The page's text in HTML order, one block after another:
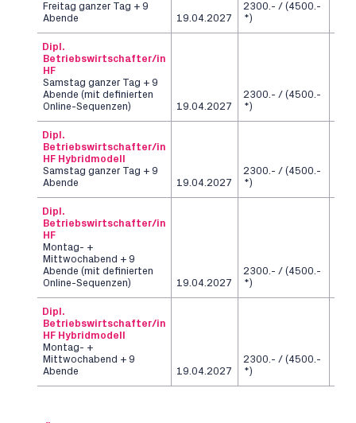
Freitag ganzer Tag + 9
Abende
19.04.2027
2300.- / (4500.-
*)
Dipl.
Betriebswirtschafter/in
HF
Samstag ganzer Tag + 9
Abende (mit definierten
Online-Sequenzen)
19.04.2027
2300.- / (4500.-
*)
Dipl.
Betriebswirtschafter/in
HF Hybridmodell
Samstag ganzer Tag + 9
Abende
19.04.2027
2300.- / (4500.-
*)
Dipl.
Betriebswirtschafter/in
HF
Montag- +
Mittwochabend + 9
Abende (mit definierten
Online-Sequenzen)
19.04.2027
2300.- / (4500.-
*)
Dipl.
Betriebswirtschafter/in
HF Hybridmodell
Montag- +
Mittwochabend + 9
Abende
19.04.2027
2300.- / (4500.-
*)